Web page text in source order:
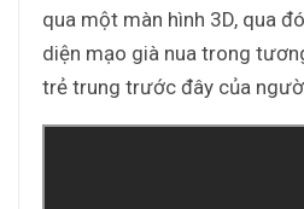
qua một màn hình 3D, qua
diện mạo già nua trong
trẻ trung trước đây của